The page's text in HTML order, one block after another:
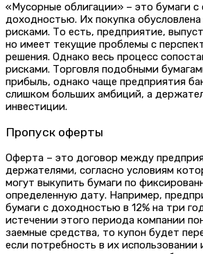
«Мусорные облигации» – это бумаги с
доходностью. Их покупка
рисками. То есть, предприятие,
но имеет текущие проблемы с
решения. Однако весь процесс
рисками. Торговля подобными
прибыль, однако чаще предприятия
слишком больших амбиций, а
инвестиции.
Пропуск оферты
Оферта – это договор между
держателями, согласно условиям
могут выкупить бумаги по
определенную дату. Например,
бумаги с доходностью в 12% на три
истечении этого периода компании
заемные средства, то купон будет
если потребность в их использовании